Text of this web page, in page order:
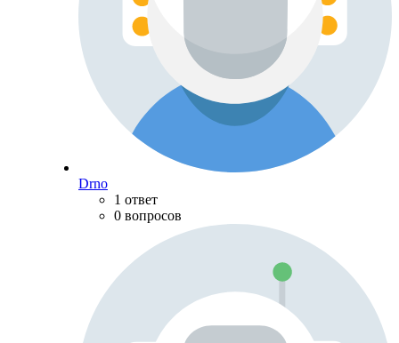
Drno
1 ответ
0 вопросов